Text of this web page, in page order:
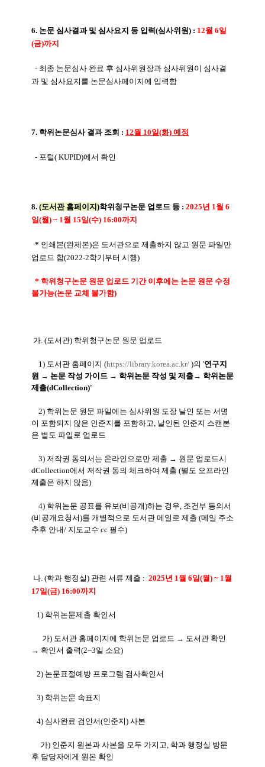
6. 논문 심사결과 및 심사요지 등 입력(심사위원) : 12월 6일
(금)까지
- 최종 논문심사 완료 후 심사위원장과 심사위원이 심사결
과 및 심사요지를 논문심사페이지에 입력함
7. 학위논문심사 결과 조회 : 12월 10일(화) 예정
- 포털( KUPID)에서 확인
8. (도서관 홈페이지)학위청구논문 업로드 등 : 2025년 1월 6
일(월) ~ 1월 15일(수) 16:00까지
* 인쇄본(완제본)은 도서관으로 제출하지 않고 원문 파일만
업로드 함(2022-2학기부터 시행)
* 학위청구논문 원문 업로드 기간 이후에는 논문 원문 수정
불가능(논문 교체 불가함)
가. (도서관) 학위청구논문 원문 업로드
1) 도서관 홈페이지 (https://library.korea.ac.kr/ )의 '연구지
원 → 논문 작성 가이드 → 학위논문 작성 및 제출→ 학위논문
제출(dCollection)'
2) 학위논문 원문 파일에는 심사위원 도장 날인 또는 서명
이 포함되지 않은 인준지를 포함하고, 날인된 인준지 스캔본
은 별도 파일로 업로드
3) 저작권 동의서는 온라인으로만 제출 → 원문 업로드시
dCollection에서 저작권 동의 체크하여 제출 (별도 오프라인
제출은 하지 않음)
4) 학위논문 공표를 유보(비공개)하는 경우, 조건부 동의서
(비공개요청서)를 개별적으로 도서관 메일로 제출 (메일 주소
추후 안내/ 지도교수 cc 필수)
나. (학과 행정실) 관련 서류 제출 : 2025년 1월 6일(월) ~ 1월
17일(금) 16:00까지
1) 학위논문제출 확인서
가) 도서관 홈페이지에 학위논문 업로드 → 도서관 확인
→ 확인서 출력(2~3일 소요)
2) 논문표절예방 프로그램 검사확인서
3) 학위논문 속표지
4) 심사완료 검인서(인준지) 사본
가) 인준지 원본과 사본을 모두 가지고, 학과 행정실 방문
후 담당자에게 원본 확인